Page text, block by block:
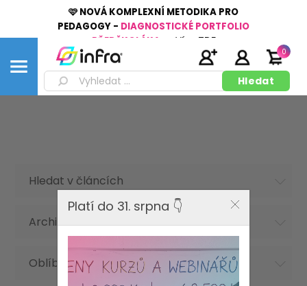
🩷 NOVÁ KOMPLEXNÍ METODIKA PRO
PEDAGOGY - DIAGNOSTICKÉ PORTFOLIO
PŘEDŠKOLÁKA
Více ZDE
0
Hledat v článcích
Archiv článků
Oblíbená hesla
Platí do 31. srpna 👇